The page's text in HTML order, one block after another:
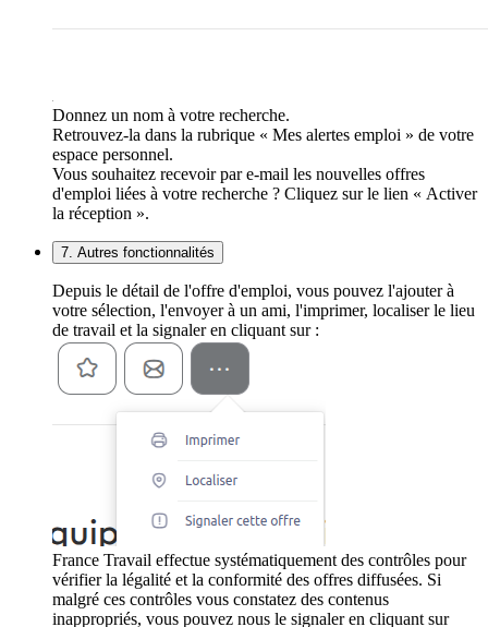
Donnez un nom à votre recherche.
Retrouvez-la dans la rubrique « Mes alertes emploi » de votre
espace personnel.
Vous souhaitez recevoir par e-mail les nouvelles offres
d'emploi liées à votre recherche ? Cliquez sur le lien « Activer
la réception ».
7. Autres fonctionnalités
Depuis le détail de l'offre d'emploi, vous pouvez l'ajouter à
votre sélection, l'envoyer à un ami, l'imprimer, localiser le lieu
de travail et la signaler en cliquant sur :
France Travail effectue systématiquement des contrôles pour
vérifier la légalité et la conformité des offres diffusées. Si
malgré ces contrôles vous constatez des contenus
inappropriés, vous pouvez nous le signaler en cliquant sur